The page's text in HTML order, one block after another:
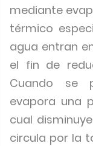
mediante
térmico
agua entran
el fin de
Cuando se
evapora una
cual
circula por la